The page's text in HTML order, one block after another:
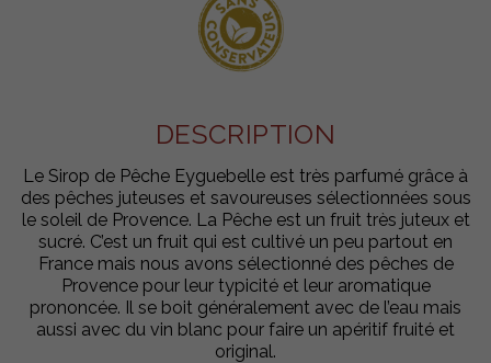
DESCRIPTION
Le Sirop de Pêche Eyguebelle est très parfumé grâce à
des pêches juteuses et savoureuses sélectionnées sous
le soleil de Provence. La Pêche est un fruit très juteux et
sucré. C’est un fruit qui est cultivé un peu partout en
France mais nous avons sélectionné des pêches de
Provence pour leur typicité et leur aromatique
prononcée. Il se boit généralement avec de l’eau mais
aussi avec du vin blanc pour faire un apéritif fruité et
original.